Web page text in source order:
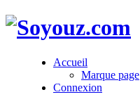
Accueil
Marque page
Connexion